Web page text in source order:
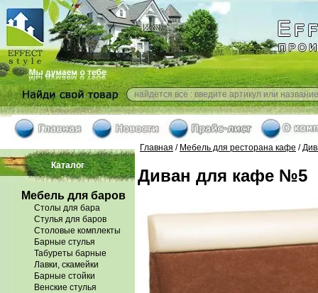
Каталог
Мебель для баров
Столы для бара
Стулья для баров
Столовые комплекты
Барные стулья
Табуреты барные
Лавки, скамейки
Барные стойки
Венские стулья
Главная / Мебель для ресторана кафе /
Диван для кафе №5